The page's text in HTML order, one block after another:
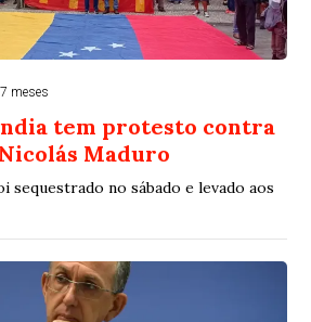
meses
tem protesto contra
Maduro
sequestrado no sábado e levado aos